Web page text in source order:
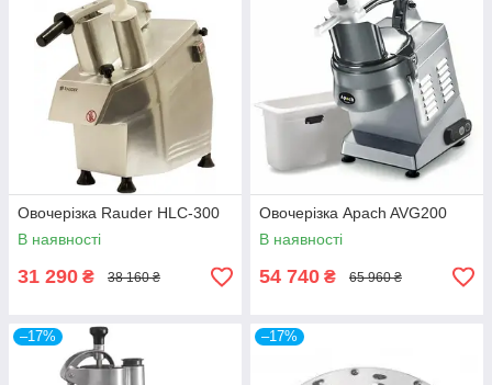
Овочерізка Rauder HLC-300
В наявності
31 290 ₴ 38 160 ₴
Овочерізка Apach AVG200
В наявності
54 740 ₴ 65 960 ₴
–17% –17%